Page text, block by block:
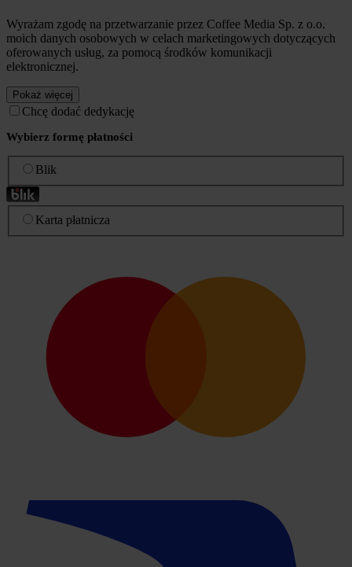
Wyrażam zgodę na przetwarzanie przez Coffee Media Sp. z o.o.
moich danych osobowych w celach marketingowych dotyczących
oferowanych usług, za pomocą środków komunikacji
elektronicznej.
Pokaż więcej
Chcę dodać dedykację
Wybierz formę płatności
Blik
Karta płatnicza